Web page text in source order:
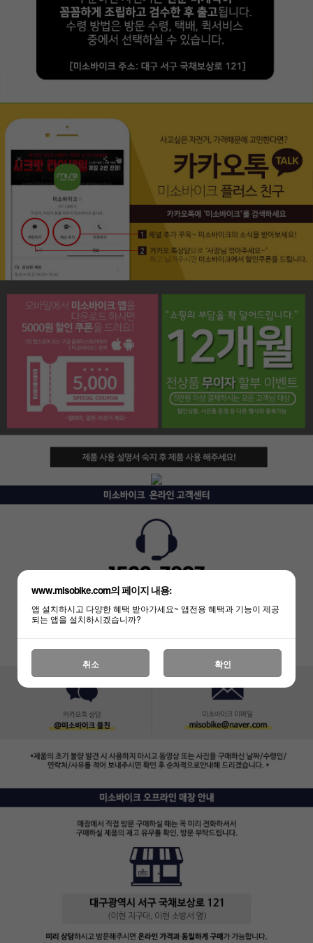
페이코 라이프
www.misobike.com의 페이지 내용:
앱 설치하시고 다양한 혜택 받아가세요~ 앱전용 혜택과 기능이 제공
되는 앱을 설치하시겠습니까?
취소 확인